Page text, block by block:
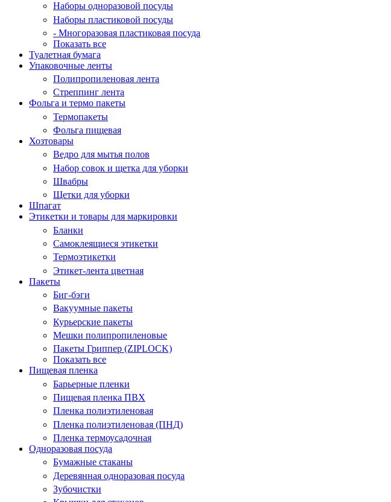
Наборы одноразовой посуды
Наборы пластиковой посуды
- Многоразовая пластиковая посуда
Показать все
Туалетная бумага
Упаковочные ленты
Полипропиленовая лента
Стреппинг лента
Фольга и термо пакеты
Термопакеты
Фольга пищевая
Хозтовары
Ведро для мытья полов
Набор совок и щетка для уборки
Швабры
Щетки для уборки
Шпагат
Этикетки и товары для маркировки
Бланки
Самоклеящиеся этикетки
Термоэтикетки
Этикет-лента цветная
Пакеты
Биг-бэги
Вакуумные пакеты
Курьерские пакеты
Мешки полипропиленовые
Пакеты Гриппер (ZIPLOCK)
Показать все
Пищевая пленка
Барьерные пленки
Пищевая пленка ПВХ
Пленка полиэтиленовая
Пленка полиэтиленовая (ПНД)
Пленка термоусадочная
Одноразовая посуда
Бумажные стаканы
Деревянная одноразовая посуда
Зубочистки